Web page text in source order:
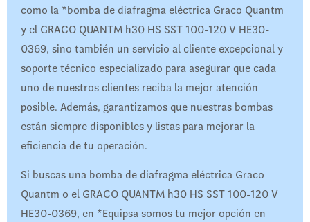
como la *bomba de diafragma eléctrica Graco Quantm
y el GRACO QUANTM h30 HS SST 100-120 V HE30-
0369, sino también un servicio al cliente excepcional y
soporte técnico especializado para asegurar que cada
uno de nuestros clientes reciba la mejor atención
posible. Además, garantizamos que nuestras bombas
están siempre disponibles y listas para mejorar la
eficiencia de tu operación.
Si buscas una bomba de diafragma eléctrica Graco
Quantm o el GRACO QUANTM h30 HS SST 100-120 V
HE30-0369, en *Equipsa somos tu mejor opción en